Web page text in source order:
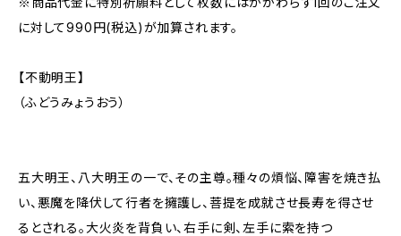
に対して990円(税込)が加算されます。
【不動明王】
（ふどうみょうおう）
五大明王、八大明王の一で、その主尊。種々の煩悩、障害を焼き払
い、悪魔を降伏して行者を擁護し、菩提を成就させ長寿を得させ
るとされる。大火炎を背負い、右手に剣、左手に索を持つ